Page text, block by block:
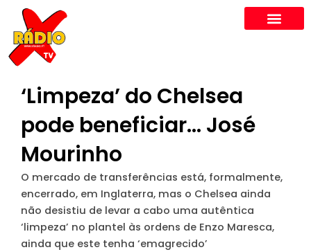
content
‘Limpeza’ do Chelsea
pode beneficiar… José
Mourinho
O mercado de transferências está, formalmente,
encerrado, em Inglaterra, mas o Chelsea ainda
não desistiu de levar a cabo uma autêntica
‘limpeza’ no plantel às ordens de Enzo Maresca,
ainda que este tenha ‘emagrecido’